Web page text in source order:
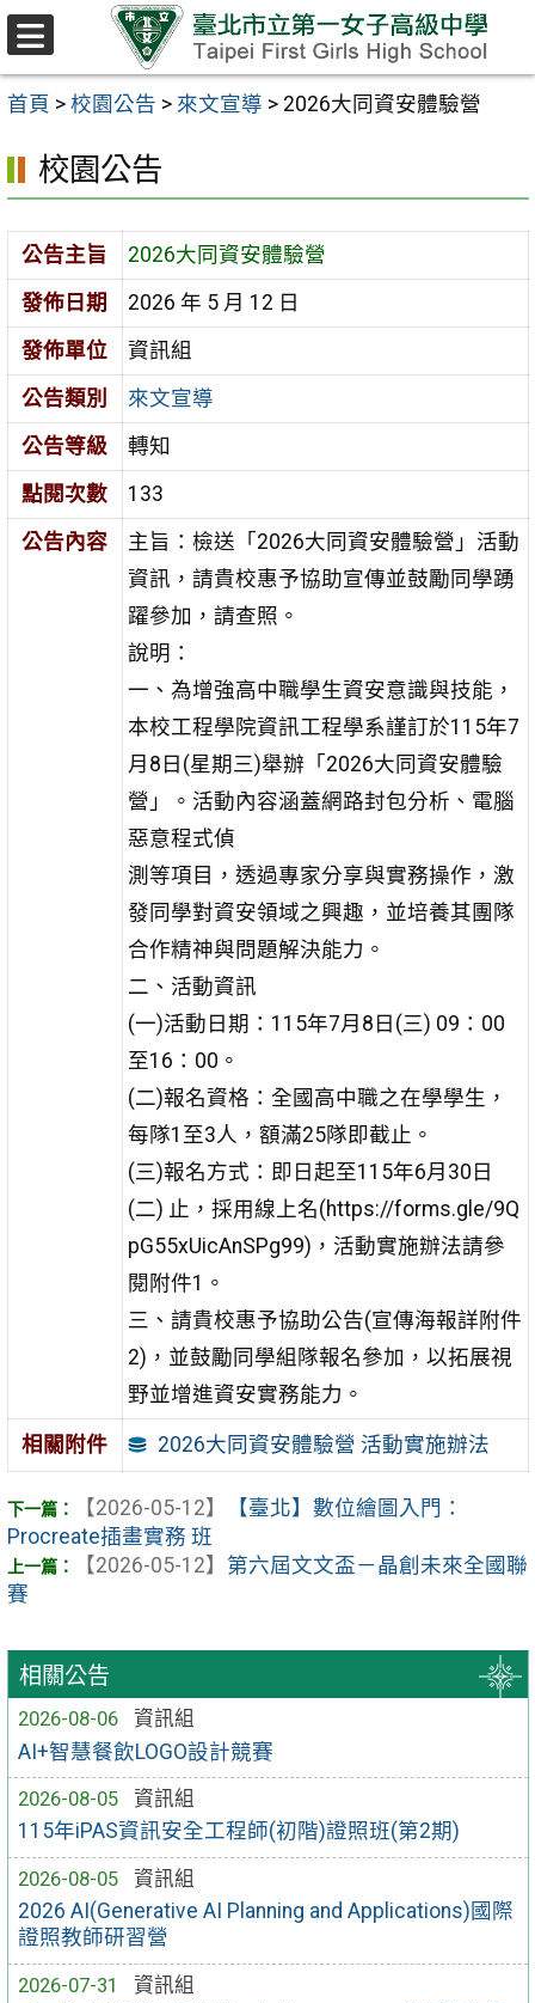
跳至主要內容區
首頁 > 校園公告 > 來文宣導 > 2026大同資安體驗營
相關公告
2026-08-06
資訊組
AI+智慧餐飲LOGO設計競賽
2026-08-05
資訊組
115年iPAS資訊安全工程師(初階)證照班(第2期)
2026-08-05
資訊組
2026 AI(Generative AI Planning and Applications)國際
證照教師研習營
2026-07-31
資訊組
校園公告
公告主旨
2026大同資安體驗營
發佈日期
2026 年 5 月 12 日
發佈單位
資訊組
公告類別
來文宣導
公告等級
轉知
點閱次數
133
公告內容
主旨：檢送「2026大同資安體驗營」活動
資訊，請貴校惠予協助宣傳並鼓勵同學踴
躍參加，請查照。
說明：
一、為增強高中職學生資安意識與技能，
本校工程學院資訊工程學系謹訂於115年7
月8日(星期三)舉辦「2026大同資安體驗
營」。活動內容涵蓋網路封包分析、電腦
惡意程式偵
測等項目，透過專家分享與實務操作，激
發同學對資安領域之興趣，並培養其團隊
合作精神與問題解決能力。
二、活動資訊
(一)活動日期：115年7月8日(三) 09：00
至16：00。
(二)報名資格：全國高中職之在學學生，
每隊1至3人，額滿25隊即截止。
(三)報名方式：即日起至115年6月30日
(二) 止，採用線上名(https://forms.gle/9Q
pG55xUicAnSPg99)，活動實施辦法請參
閱附件1。
三、請貴校惠予協助公告(宣傳海報詳附件
2)，並鼓勵同學組隊報名參加，以拓展視
野並增進資安實務能力。
相關附件 2026大同資安體驗營 活動實施辦法
【2026-05-12】
【臺北】數位繪圖入門：
Procreate插畫實務 班
【2026-05-12】 第六屆文文盃－晶創未來全國聯
賽
選
單